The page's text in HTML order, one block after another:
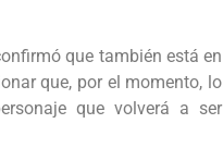
que también está en
que, por el momento, lo
que volverá a ser